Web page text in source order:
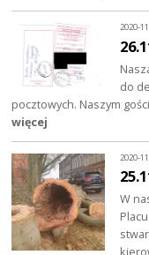
2020-
do
pocztowych. Naszym
więcej
2020-
W